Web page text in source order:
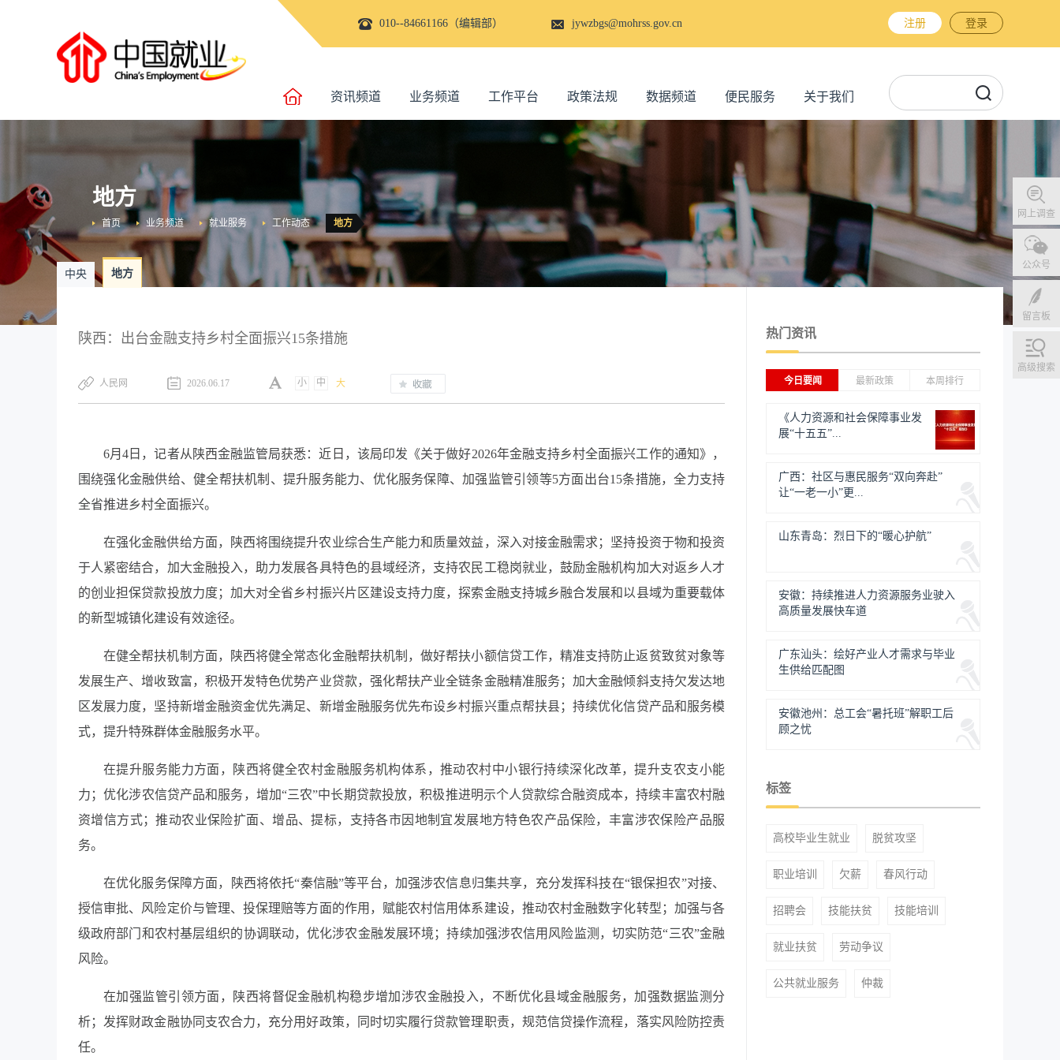
010--84661166（编辑部） jywzbgs@mohrss.gov.cn 注册 登录
资讯频道 业务频道 工作平台 政策法规 数据频道 便民服务 关于我们
网上调查
公众号
留言板
高级搜索
地方
地方
工作动态
就业服务
业务频道
首页
中央 地方
陕西：出台金融支持乡村全面振兴15条措施
​人民网 2026.06.17 小 中 大
6月4日，记者从陕西金融监管局获悉：近日，该局印发《关于做好2026年金融支持乡村全面振兴工作的通知》，
围绕强化金融供给、健全帮扶机制、提升服务能力、优化服务保障、加强监管引领等5方面出台15条措施，全力支持
全省推进乡村全面振兴。
在强化金融供给方面，陕西将围绕提升农业综合生产能力和质量效益，深入对接金融需求；坚持投资于物和投资
于人紧密结合，加大金融投入，助力发展各具特色的县域经济，支持农民工稳岗就业，鼓励金融机构加大对返乡人才
的创业担保贷款投放力度；加大对全省乡村振兴片区建设支持力度，探索金融支持城乡融合发展和以县域为重要载体
的新型城镇化建设有效途径。
在健全帮扶机制方面，陕西将健全常态化金融帮扶机制，做好帮扶小额信贷工作，精准支持防止返贫致贫对象等
发展生产、增收致富，积极开发特色优势产业贷款，强化帮扶产业全链条金融精准服务；加大金融倾斜支持欠发达地
区发展力度，坚持新增金融资金优先满足、新增金融服务优先布设乡村振兴重点帮扶县；持续优化信贷产品和服务模
式，提升特殊群体金融服务水平。
在提升服务能力方面，陕西将健全农村金融服务机构体系，推动农村中小银行持续深化改革，提升支农支小能
力；优化涉农信贷产品和服务，增加“三农”中长期贷款投放，积极推进明示个人贷款综合融资成本，持续丰富农村融
资增信方式；推动农业保险扩面、增品、提标，支持各市因地制宜发展地方特色农产品保险，丰富涉农保险产品服
务。
在优化服务保障方面，陕西将依托“秦信融”等平台，加强涉农信息归集共享，充分发挥科技在“银保担农”对接、
授信审批、风险定价与管理、投保理赔等方面的作用，赋能农村信用体系建设，推动农村金融数字化转型；加强与各
级政府部门和农村基层组织的协调联动，优化涉农金融发展环境；持续加强涉农信用风险监测，切实防范“三农”金融
风险。
在加强监管引领方面，陕西将督促金融机构稳步增加涉农金融投入，不断优化县域金融服务，加强数据监测分
析；发挥财政金融协同支农合力，充分用好政策，同时切实履行贷款管理职责，规范信贷操作流程，落实风险防控责
任。
热门资讯
今日要闻 最新政策 本周排行
《人力资源和社会保障事业发
展“十五五”...
广西：社区与惠民服务“双向奔赴”
让“一老一小”更...
山东青岛：烈日下的“暖心护航”
安徽：持续推进人力资源服务业驶入
高质量发展快车道
广东汕头：绘好产业人才需求与毕业
生供给匹配图
安徽池州：总工会“暑托班”解职工后
顾之忧
标签
高校毕业生就业 脱贫攻坚
职业培训 欠薪 春风行动
招聘会 技能扶贫 技能培训
就业扶贫 劳动争议
公共就业服务 仲裁